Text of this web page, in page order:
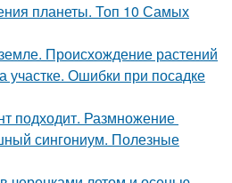
планеты. Топ 10 Самых
Происхождение растений
участке. Ошибки при посадке
подходит. Размножение
сингониум. Полезные